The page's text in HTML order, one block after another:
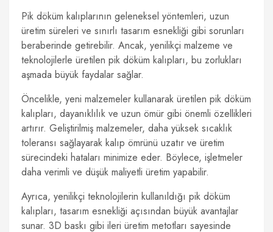
Pik döküm kalıplarının geleneksel yöntemleri, uzun
üretim süreleri ve sınırlı tasarım esnekliği gibi sorunları
beraberinde getirebilir. Ancak, yenilikçi malzeme ve
teknolojilerle üretilen pik döküm kalıpları, bu zorlukları
aşmada büyük faydalar sağlar.
Öncelikle, yeni malzemeler kullanarak üretilen pik döküm
kalıpları, dayanıklılık ve uzun ömür gibi önemli özellikleri
artırır. Geliştirilmiş malzemeler, daha yüksek sıcaklık
toleransı sağlayarak kalıp ömrünü uzatır ve üretim
sürecindeki hataları minimize eder. Böylece, işletmeler
daha verimli ve düşük maliyetli üretim yapabilir.
Ayrıca, yenilikçi teknolojilerin kullanıldığı pik döküm
kalıpları, tasarım esnekliği açısından büyük avantajlar
sunar. 3D baskı gibi ileri üretim metotları sayesinde